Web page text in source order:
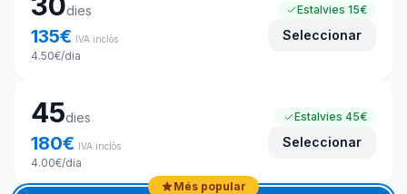
dies
135€ IVA inclòs
4.50€/dia
Estalvies 15€
Seleccionar
45dies
180€ IVA inclòs
4.00€/dia
Estalvies 45€
Seleccionar
Més popular